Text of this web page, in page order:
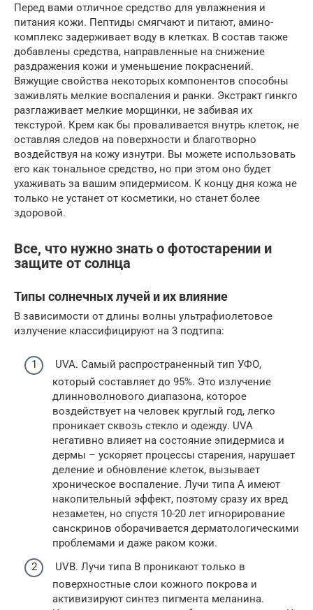
Перед вами отличное средство для увлажнения и
питания кожи. Пептиды смягчают и питают, амино-
комплекс задерживает воду в клетках. В состав также
добавлены средства, направленные на снижение
раздражения кожи и уменьшение покраснений.
Вяжущие свойства некоторых компонентов способны
заживлять мелкие воспаления и ранки. Экстракт гинкго
разглаживает мелкие морщинки, не забивая их
текстурой. Крем как бы проваливается внутрь клеток, не
оставляя следов на поверхности и благотворно
воздействуя на кожу изнутри. Вы можете использовать
его как тональное средство, но при этом оно будет
ухаживать за вашим эпидермисом. К концу дня кожа не
только не устанет от косметики, но станет более
здоровой.
Все, что нужно знать о фотостарении и
защите от солнца
Типы солнечных лучей и их влияние
В зависимости от длины волны ультрафиолетовое
излучение классифицируют на 3 подтипа:
UVA. Самый распространенный тип УФО,
который составляет до 95%. Это излучение
длинноволнового диапазона, которое
воздействует на человек круглый год, легко
проникает сквозь стекло и одежду. UVA
негативно влияет на состояние эпидермиса и
дермы – ускоряет процессы старения, нарушает
деление и обновление клеток, вызывает
хроническое воспаление. Лучи типа А имеют
накопительный эффект, поэтому сразу их вред
незаметен, но спустя 10-20 лет игнорирование
санскринов оборачивается дерматологическими
проблемами и даже раком кожи.
UVB. Лучи типа В проникают только в
поверхностные слои кожного покрова и
активизируют синтез пигмента меланина.